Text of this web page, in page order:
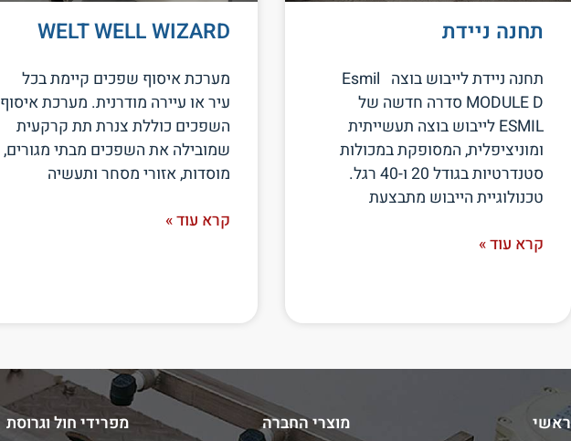
תחנה ניידת
תחנה ניידת לייבוש בוצה Esmil
MODULE D סדרה חדשה של
ESMIL לייבוש בוצה תעשייתית
ומוניציפלית, המסופקת במכולות
סטנדרטיות בגודל 20 ו-40 רגל.
טכנולוגיית הייבוש מתבצעת
קרא עוד »
WELT WELL WIZARD
מערכת איסוף שפכים קיימת בכל
עיר או עיירה מודרנית. מערכת איסוף
השפכים כוללת צנרת תת קרקעית
שמובילה את השפכים מבתי מגורים,
מוסדות, אזורי מסחר ותעשיה
קרא עוד »
ראשי מוצרי החברה מפרידי חול וגרוסת